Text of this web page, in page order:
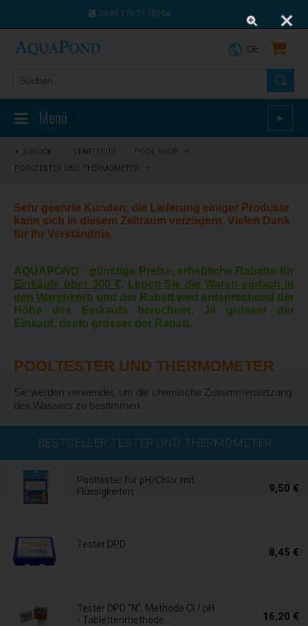
0049 170 7170004
Menü ►
DE
ZURÜCK STARTSEITE POOL SHOP
POOLTESTER UND THERMOMETER
Sehr geehrte Kunden, die Lieferung einiger Produkte
kann sich in diesem Zeitraum verzögern. Vielen Dank
für Ihr Verständnis.
AQUAPOND - günstige Preise, erhebliche Rabatte für
Einkäufe über 300 €. Legen Sie die Waren einfach in
den Warenkorb und der Rabatt wird entsprechend der
Höhe des Einkaufs berechnet. Je grösser der
Einkauf, desto grösser der Rabatt.
POOLTESTER UND THERMOMETER
Sie werden verwendet, um die chemische Zusammensetzung
des Wassers zu bestimmen.
BESTSELLER TESTER UND THERMOMETER
Pooltester für pH/Chlor mit
Flüssigkeiten
9,50 €
Auf Lager
Tester DPD
8,45 €
Tester DPD "N", Methode Cl / pH
- Tablettenmethode ...
16,20 €